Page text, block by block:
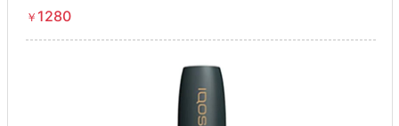
￥ 1280